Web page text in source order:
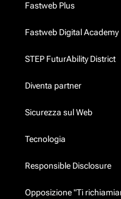
Fastweb Plus
Fastweb Digital Academy
STEP FuturAbility District
Diventa partner
Sicurezza sul Web
Tecnologia
Responsible Disclosure
Opposizione "Ti